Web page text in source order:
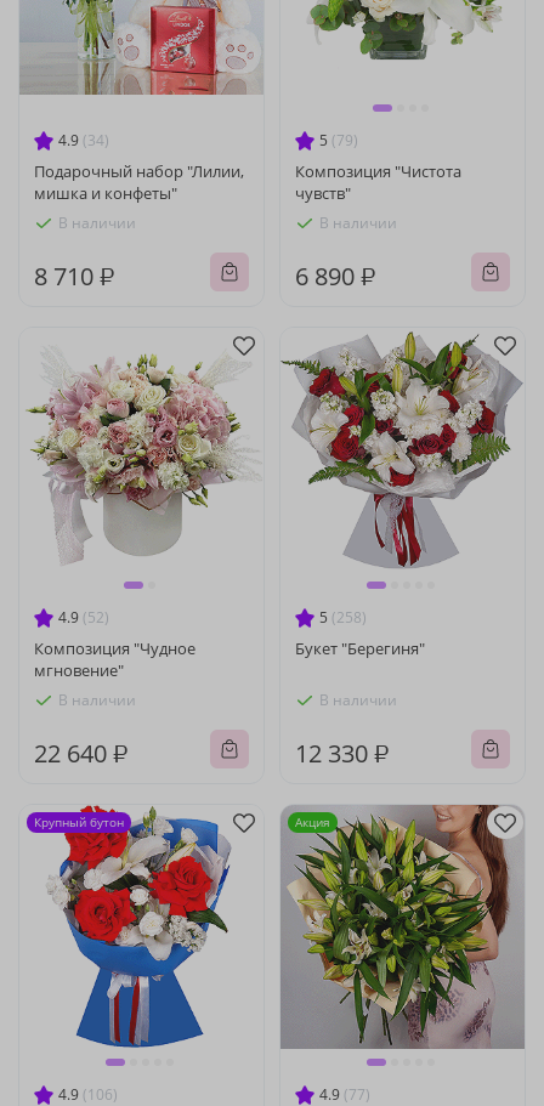
4.9 (34)
Подарочный набор "Лилии,
мишка и конфеты"
В наличии
8 710 ₽
5 (79)
Композиция "Чистота
чувств"
В наличии
6 890 ₽
4.9 (52)
Композиция "Чудное
мгновение"
В наличии
22 640 ₽
5 (258)
Букет "Берегиня"
В наличии
12 330 ₽
4.9 (106)
Крупный бутон
4.9 (77)
Акция